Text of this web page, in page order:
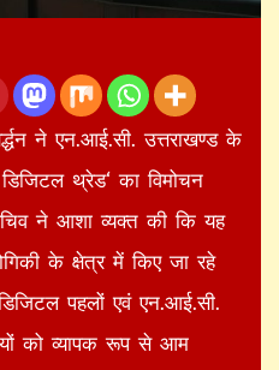
ने एन.आई.सी. उत्तराखण्ड के
थ्रेड‘ का विमोचन
ने आशा व्यक्त की कि यह
के क्षेत्र में किए जा रहे
पहलों एवं एन.आई.सी.
को व्यापक रूप से आम